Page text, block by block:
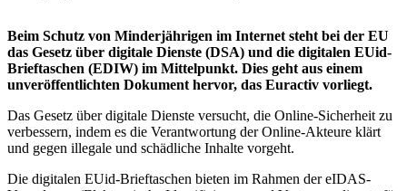
Beim Schutz von Minderjährigen im Internet steht bei der EU
das Gesetz über digitale Dienste (DSA) und die digitalen EUid-
Brieftaschen (EDIW) im Mittelpunkt. Dies geht aus einem
unveröffentlichten Dokument hervor, das Euractiv vorliegt.
Das Gesetz über digitale Dienste versucht, die Online-Sicherheit zu
verbessern, indem es die Verantwortung der Online-Akteure klärt
und gegen illegale und schädliche Inhalte vorgeht.
Die digitalen EUid-Brieftaschen bieten im Rahmen der eIDAS-